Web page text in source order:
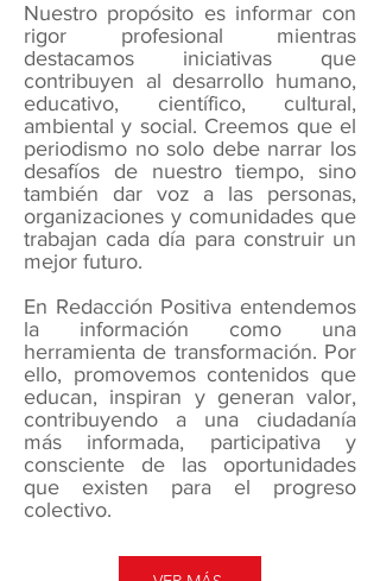
Nuestro propósito es informar con
rigor profesional mientras
destacamos iniciativas que
contribuyen al desarrollo humano,
educativo, científico, cultural,
ambiental y social. Creemos que el
periodismo no solo debe narrar los
desafíos de nuestro tiempo, sino
también dar voz a las personas,
organizaciones y comunidades que
trabajan cada día para construir un
mejor futuro.
En Redacción Positiva entendemos
la información como una
herramienta de transformación. Por
ello, promovemos contenidos que
educan, inspiran y generan valor,
contribuyendo a una ciudadanía
más informada, participativa y
consciente de las oportunidades
que existen para el progreso
colectivo.